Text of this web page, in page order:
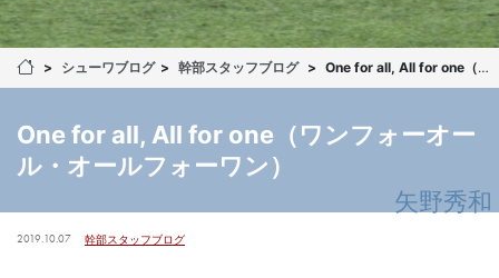
シューワブログ 幹部スタッフブログ One for all, All for one（ワンフォーオール・オールフォーワン）
One for all, All for one（ワンフォーオー
ル・オールフォーワン）
矢野秀和
2019.10.07 幹部スタッフブログ